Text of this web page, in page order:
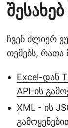
ჩვენ ძლიერ
თემებს, რათა
Excel-დან
API-ის
XML - ის